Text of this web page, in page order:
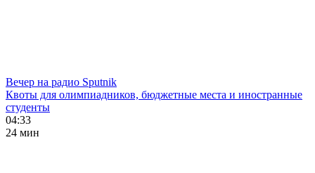
Вечер на радио Sputnik
Квоты для олимпиадников, бюджетные места и иностранные
студенты
04:33
24 мин